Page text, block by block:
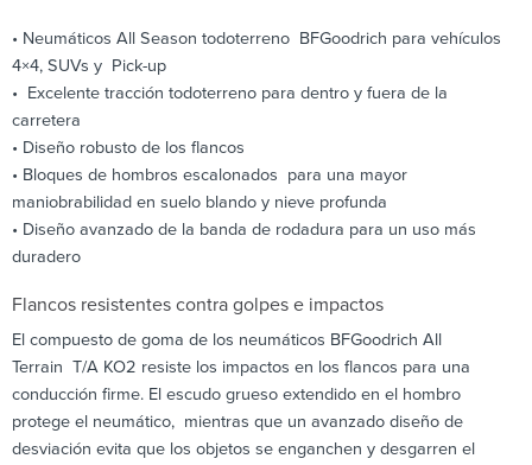
• Neumáticos All Season todoterreno BFGoodrich para vehículos
4×4, SUVs y Pick-up
• Excelente tracción todoterreno para dentro y fuera de la
carretera
• Diseño robusto de los flancos
• Bloques de hombros escalonados para una mayor
maniobrabilidad en suelo blando y nieve profunda
• Diseño avanzado de la banda de rodadura para un uso más
duradero
Flancos resistentes contra golpes e impactos
El compuesto de goma de los neumáticos BFGoodrich All
Terrain T/A KO2 resiste los impactos en los flancos para una
conducción firme. El escudo grueso extendido en el hombro
protege el neumático, mientras que un avanzado diseño de
desviación evita que los objetos se enganchen y desgarren el